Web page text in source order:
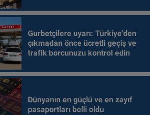
Gurbetçilere uyarı: Türkiye'den
çıkmadan önce ücretli geçiş ve
trafik borcunuzu kontrol edin
Dünyanın en güçlü ve en zayıf
pasaportları belli oldu